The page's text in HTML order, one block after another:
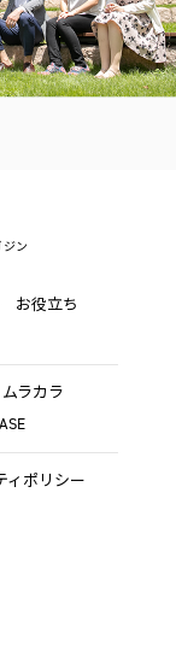
ン
お役立ち
ムラカラ
ィポリシー